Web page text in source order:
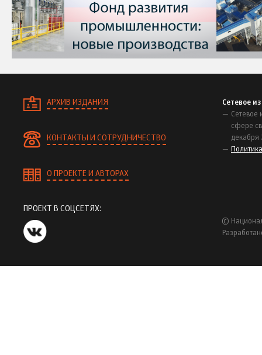
АРХИВ ИЗДАНИЯ
КОНТАКТЫ И СОТРУДНИЧЕСТВО
О ПРОЕКТЕ И АВТОРАХ
Сетевое
Сетевое
сфере
декабря
ПРОЕКТ В СОЦСЕТЯХ:
©